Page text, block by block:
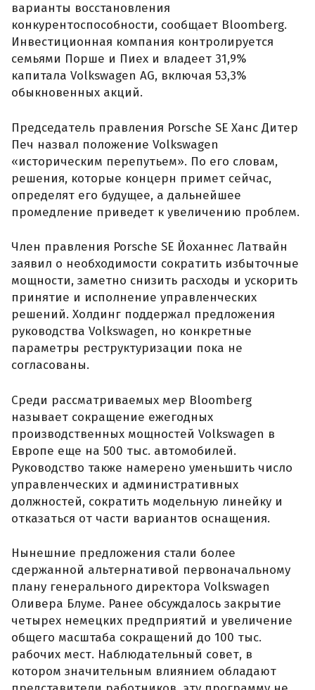
варианты восстановления
конкурентоспособности, сообщает Bloomberg.
Инвестиционная компания контролируется
семьями Порше и Пиех и владеет 31,9%
капитала Volkswagen AG, включая 53,3%
обыкновенных акций.
Председатель правления Porsche SE Ханс Дитер
Печ назвал положение Volkswagen
«историческим перепутьем». По его словам,
решения, которые концерн примет сейчас,
определят его будущее, а дальнейшее
промедление приведет к увеличению проблем.
Член правления Porsche SE Йоханнес Латвайн
заявил о необходимости сократить избыточные
мощности, заметно снизить расходы и ускорить
принятие и исполнение управленческих
решений. Холдинг поддержал предложения
руководства Volkswagen, но конкретные
параметры реструктуризации пока не
согласованы.
Среди рассматриваемых мер Bloomberg
называет сокращение ежегодных
производственных мощностей Volkswagen в
Европе еще на 500 тыс. автомобилей.
Руководство также намерено уменьшить число
управленческих и административных
должностей, сократить модельную линейку и
отказаться от части вариантов оснащения.
Нынешние предложения стали более
сдержанной альтернативой первоначальному
плану генерального директора Volkswagen
Оливера Блуме. Ранее обсуждалось закрытие
четырех немецких предприятий и увеличение
общего масштаба сокращений до 100 тыс.
рабочих мест. Наблюдательный совет, в
котором значительным влиянием обладают